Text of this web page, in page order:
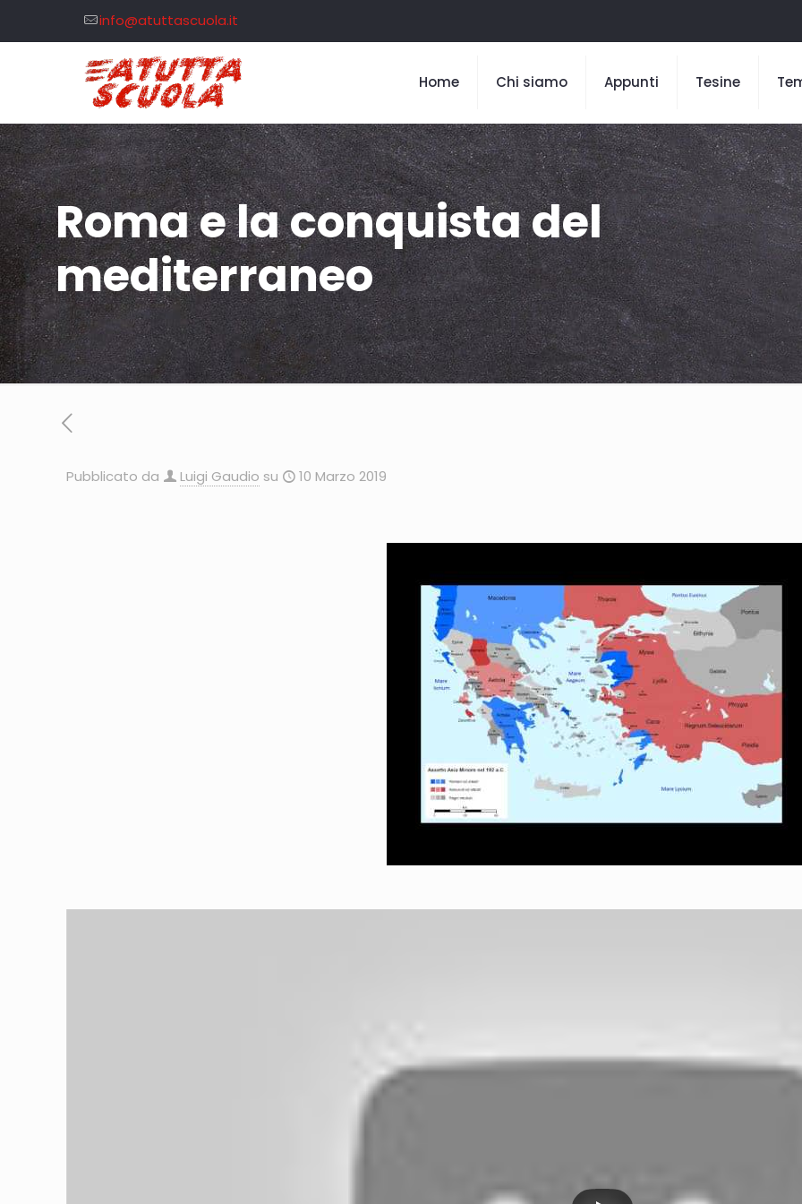
info@atuttascuola.it
Home Chi siamo Appunti Tesine
Roma e la conquista del
mediterraneo
Pubblicato da Luigi Gaudio su 10 Marzo 2019